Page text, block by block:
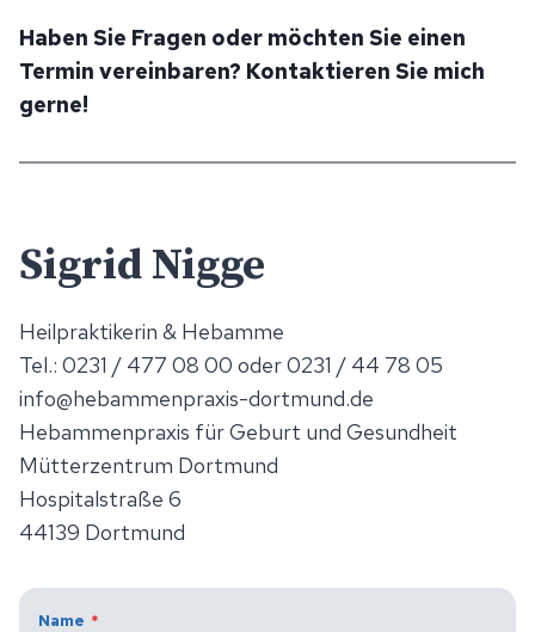
Haben Sie Fragen oder möchten Sie einen
Termin vereinbaren? Kontaktieren Sie mich
gerne!
Sigrid Nigge
Heilpraktikerin & Hebamme
Tel.: 0231 / 477 08 00 oder 0231 / 44 78 05
info@hebammenpraxis-dortmund.de
Hebammenpraxis für Geburt und Gesundheit
Mütterzentrum Dortmund
Hospitalstraße 6
44139 Dortmund
Name *